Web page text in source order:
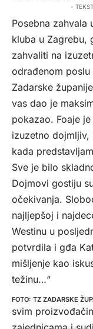
TZ ZADARSKE
-
Posebna zahvala
kluba u Zagrebu,
zahvaliti na
odrađenom
Zadarske
vas dao je
pokazao. Foaje
izuzetno
kada
Sve je bilo
Dojmovi gostiju
očekivanja.
najljepšoj i
Westinu u
potvrdila i gđa
mišljenje kao
težinu…“
Turistička
svim